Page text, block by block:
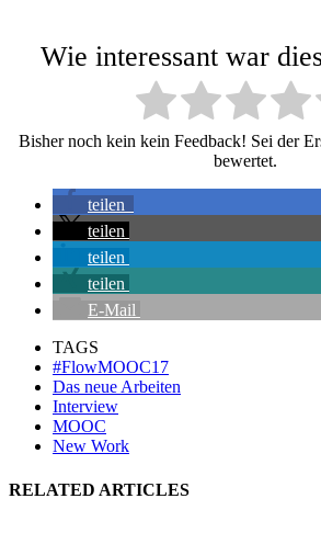
Wie interessant war
Bisher noch kein kein Feedback! Sei der
bewertet.
teilen
teilen
teilen
teilen
E-Mail
TAGS
#FlowMOOC17
Das neue Arbeiten
Interview
MOOC
New Work
RELATED ARTICLES